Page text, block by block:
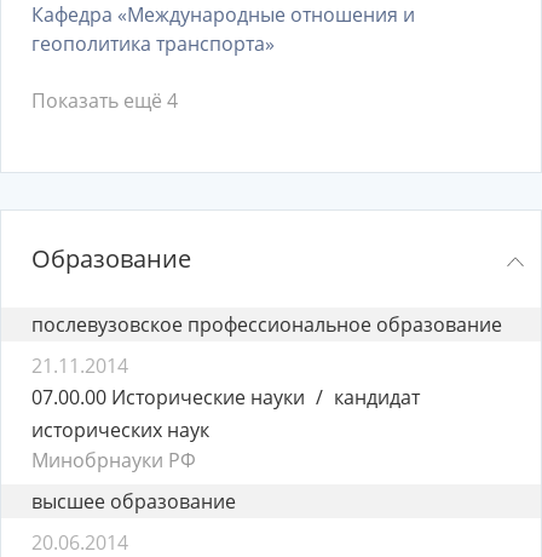
Кафедра «Международные отношения и
геополитика транспорта»
Показать ещё 4
Образование
послевузовское профессиональное образование
21.11.2014
07.00.00 Исторические науки
кандидат
исторических наук
Минобрнауки РФ
высшее образование
20.06.2014